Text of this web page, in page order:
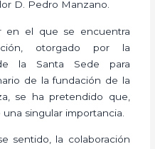
D. Pedro Manzano.
en el que se encuentra
otorgado por la
la Santa Sede para
de la fundación de la
se ha pretendido que,
singular importancia.
sentido, la colaboración